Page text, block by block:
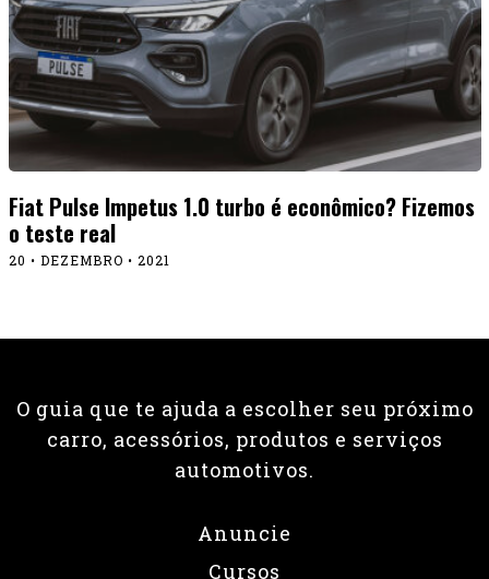
Fiat Pulse Impetus 1.0 turbo é econômico? Fizemos
o teste real
20 • DEZEMBRO • 2021
O guia que te ajuda a escolher seu próximo
carro, acessórios, produtos e serviços
automotivos.
Anuncie
Cursos